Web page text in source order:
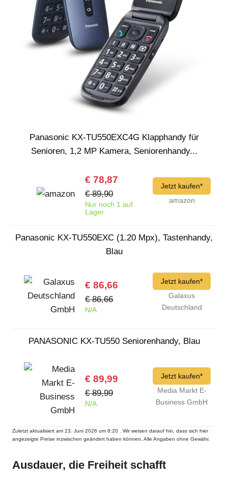
Panasonic KX-TU550EXC4G Klapphandy für
Senioren, 1,2 MP Kamera, Seniorenhandy...
€ 78,87
€ 89,90
Nur noch 1 auf
Lager
Jetzt kaufen*
amazon
Panasonic KX-TU550EXC (1.20 Mpx), Tastenhandy,
Blau
€ 86,66
€ 86,66
N/A
Jetzt kaufen*
Galaxus
Deutschland
PANASONIC KX-TU550 Seniorenhandy, Blau
€ 89,99
€ 89,99
N/A
Jetzt kaufen*
Media Markt E-
Business GmbH
Zuletzt aktualisiert am 23. Juni 2026 um 8:20 . Wir weisen darauf hin, dass sich hier
angezeigte Preise inzwischen geändert haben können. Alle Angaben ohne Gewähr.
Ausdauer, die Freiheit schafft